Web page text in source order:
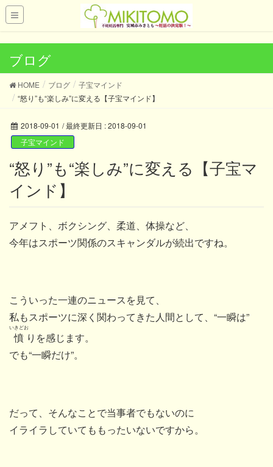
UA-121419028-1
ブログ
HOME ブログ
子宝マインド
“怒り”も“楽しみ”に変える【子宝マインド】
2018-09-01 / 最終更新日 :2018-09-01
子宝マインド
“怒り”も“楽しみ”に変える【子宝マ
インド】
アメフト、ボクシング、柔道、体操など、
今年はスポーツ関係のスキャンダルが続出ですね。
こういった一連のニュースを見て、
私もスポーツに深く関わってきた人間として、“一瞬は”
憤
いきどお
りを感じます。
でも“一瞬だけ”。
だって、そんなことで当事者でもないのに
イライラしていてももったいないですから。